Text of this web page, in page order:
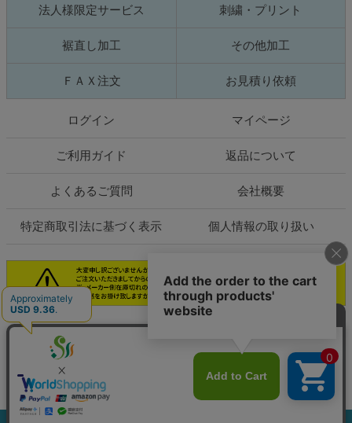
法人様限定サービス 刺繍・プリント
裾直し加工 その他加工
ＦＡＸ注文 お見積り依頼
ログイン マイページ
ご利用ガイド 返品について
よくあるご質問 会社概要
特定商取引法に基づく表示 個人情報の取り扱い